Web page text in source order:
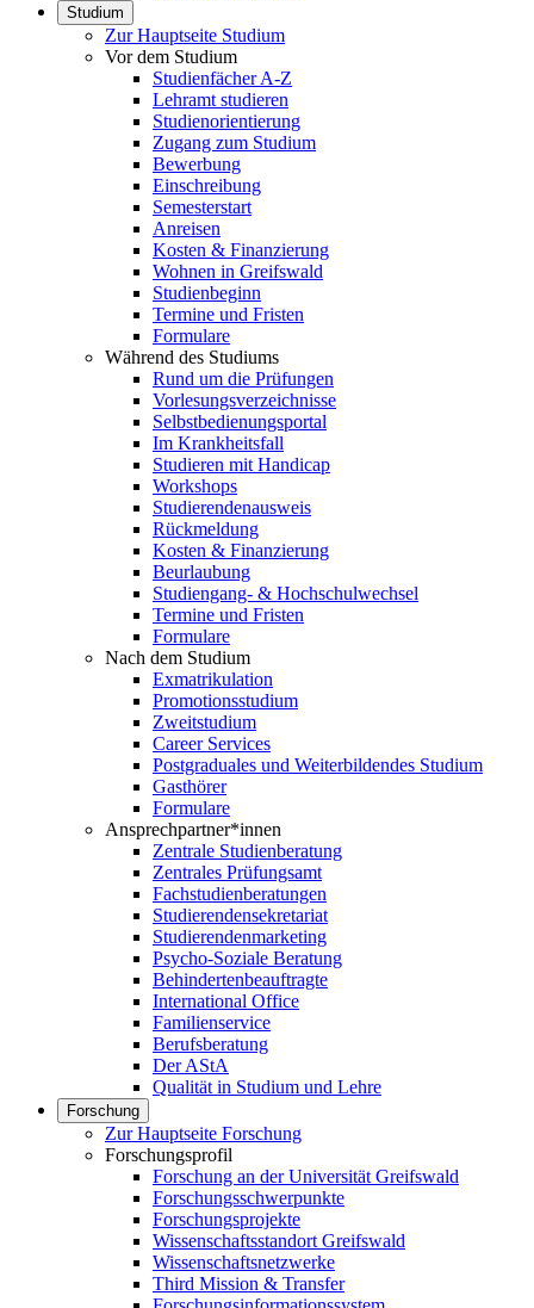
Studium
Zur Hauptseite Studium
Vor dem Studium
Studienfächer A-Z
Lehramt studieren
Studienorientierung
Zugang zum Studium
Bewerbung
Einschreibung
Semesterstart
Anreisen
Kosten & Finanzierung
Wohnen in Greifswald
Studienbeginn
Termine und Fristen
Formulare
Während des Studiums
Rund um die Prüfungen
Vorlesungsverzeichnisse
Selbstbedienungsportal
Im Krankheitsfall
Studieren mit Handicap
Workshops
Studierendenausweis
Rückmeldung
Kosten & Finanzierung
Beurlaubung
Studiengang- & Hochschulwechsel
Termine und Fristen
Formulare
Nach dem Studium
Exmatrikulation
Promotionsstudium
Zweitstudium
Career Services
Postgraduales und Weiterbildendes Studium
Gasthörer
Formulare
Ansprechpartner*innen
Zentrale Studienberatung
Zentrales Prüfungsamt
Fachstudienberatungen
Studierendensekretariat
Studierendenmarketing
Psycho-Soziale Beratung
Behindertenbeauftragte
International Office
Familienservice
Berufsberatung
Der AStA
Qualität in Studium und Lehre
Forschung
Zur Hauptseite Forschung
Forschungsprofil
Forschung an der Universität Greifswald
Forschungsschwerpunkte
Forschungsprojekte
Wissenschaftsstandort Greifswald
Wissenschaftsnetzwerke
Third Mission & Transfer